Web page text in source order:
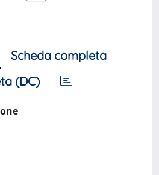
Scheda completa
(DC)